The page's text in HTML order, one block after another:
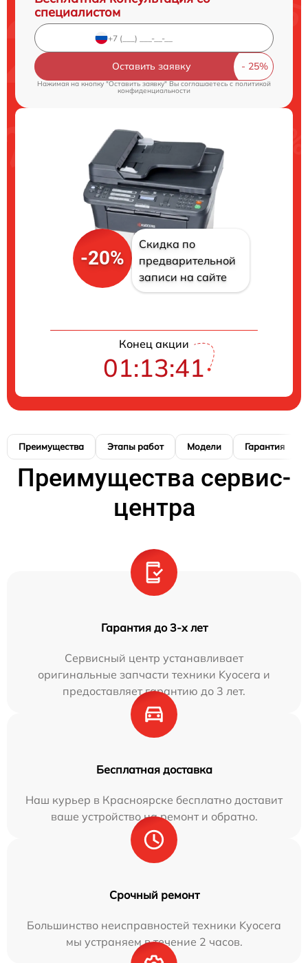
специалистом
Оставить заявку
Нажимая на кнопку "Оставить заявку" Вы соглашаетесь c политикой
конфиденциальности
-20%
Скидка по
предварительной
записи на сайте
Конец акции
01:13:40
Преимущества Этапы работ Модели Гарантия
Преимущества сервис-
центра
Гарантия до 3-х лет
Сервисный центр устанавливает
оригинальные запчасти техники Kyocera и
предоставляет гарантию до 3 лет.
Бесплатная доставка
Наш курьер в Красноярске бесплатно доставит
ваше устройство на ремонт и обратно.
Срочный ремонт
Большинство неисправностей техники Kyocera
мы устраняем в течение 2 часов.